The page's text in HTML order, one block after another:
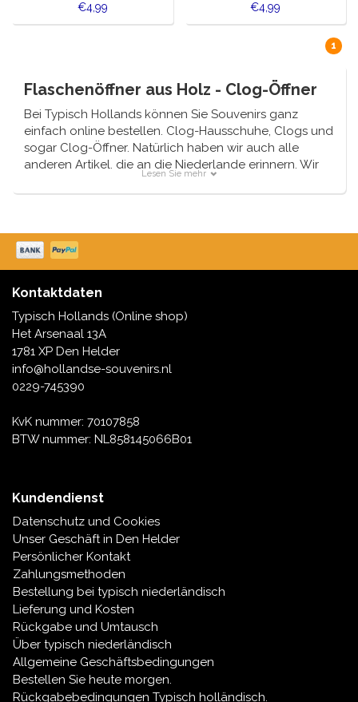
€4,99 €4,99
1
Flaschenöffner aus Holz - Clog-Öffner
Bei Typisch Hollands können Sie Souvenirs ganz
einfach online bestellen. Clog-Hausschuhe, Clogs und
sogar Clog-Öffner. Natürlich haben wir auch alle
anderen Artikel, die an die Niederlande erinnern. Wir
liefern immer direkt aus unserem eigenen
Lagerbestand.
Lesen Sie mehr
Kontaktdaten
Typisch Hollands (Online shop)
Het Arsenaal 13A
1781 XP Den Helder
info@hollandse-souvenirs.nl
0229-745390
KvK nummer: 70107858
BTW nummer: NL858145066B01
Kundendienst
Datenschutz und Cookies
Unser Geschäft in Den Helder
Persönlicher Kontakt
Zahlungsmethoden
Bestellung bei typisch niederländisch
Lieferung und Kosten
Rückgabe und Umtausch
Über typisch niederländisch
Allgemeine Geschäftsbedingungen
Bestellen Sie heute morgen.
Rückgabebedingungen Typisch holländisch.